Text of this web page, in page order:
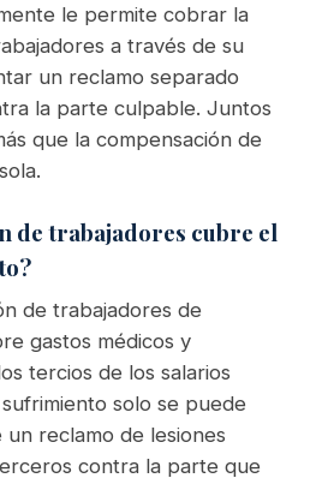
le permite cobrar la
a través de su
un reclamo separado
la parte culpable. Juntos
que la compensación de
de trabajadores cubre el
de trabajadores de
gastos médicos y
tercios de los salarios
solo se puede
reclamo de lesiones
contra la parte que